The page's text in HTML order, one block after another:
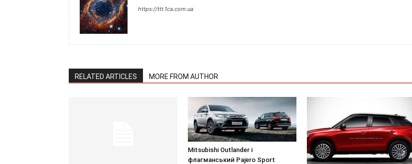
https://ttt.1ca.com.ua
RELATED ARTICLES MORE FROM AUTHOR
Mitsubishi Outlander і
флагманський Pajero Sport